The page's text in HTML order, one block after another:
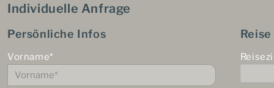
Individuelle Anfrage
Persönliche Infos
Vorname*